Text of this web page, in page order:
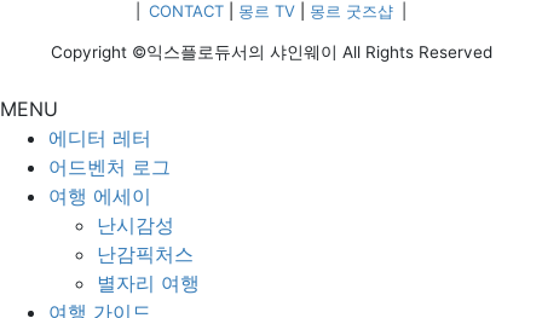
CONTACT 몽르 TV 몽르 굿즈샵
Copyright ©익스플로듀서의 샤인웨이 All Rights Reserved
MENU
에디터 레터
어드벤처 로그
여행 에세이
난시감성
난감픽처스
별자리 여행
여행 가이드